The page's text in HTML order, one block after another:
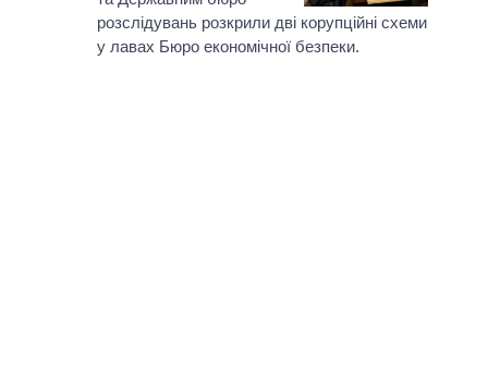
розслідувань розкрили дві корупційні схеми
у лавах Бюро економічної безпеки.